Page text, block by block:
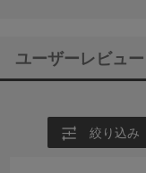
ユーザーレビュー
絞り込み